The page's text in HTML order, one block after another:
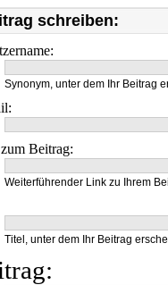
schreiben:
Synonym, unter dem Ihr Beitrag
Beitrag:
Weiterführender Link zu Ihrem
Titel, unter dem Ihr Beitrag